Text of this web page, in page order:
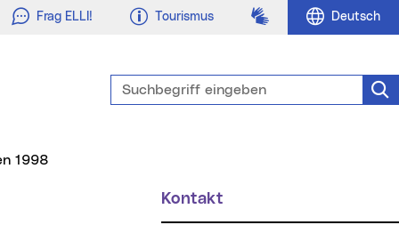
Frag ELLI! Tourismus Gebärdensprache
Deutsch
Suchbegriff eingeben
1998
Kontakt